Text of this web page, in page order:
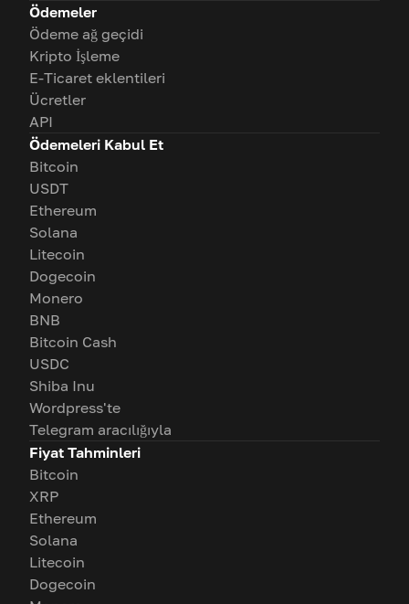
Ödemeler
Ödeme ağ geçidi
Kripto İşleme
E-Ticaret eklentileri
Ücretler
API
Ödemeleri Kabul Et
Bitcoin
USDT
Ethereum
Solana
Litecoin
Dogecoin
Monero
BNB
Bitcoin Cash
USDC
Shiba Inu
Wordpress'te
Telegram aracılığıyla
Fiyat Tahminleri
Bitcoin
XRP
Ethereum
Solana
Litecoin
Dogecoin